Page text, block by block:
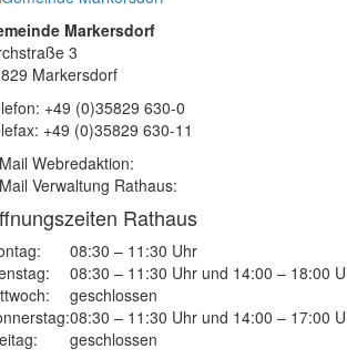
Markersdorf
3
Markersdorf
+49 (0)35829 630-0
+49 (0)35829 630-11
Webredaktion:
Verwaltung Rathaus:
Rathaus
08:30 – 11:30 Uhr
08:30 – 11:30 Uhr und 14:00 – 18:00
geschlossen
08:30 – 11:30 Uhr und 14:00 – 17:00
geschlossen